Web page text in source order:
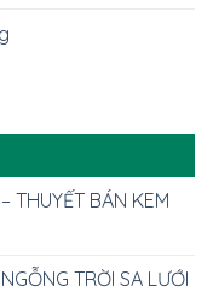
THUYẾT BÁN KEM
TRỜI SA LƯỚI